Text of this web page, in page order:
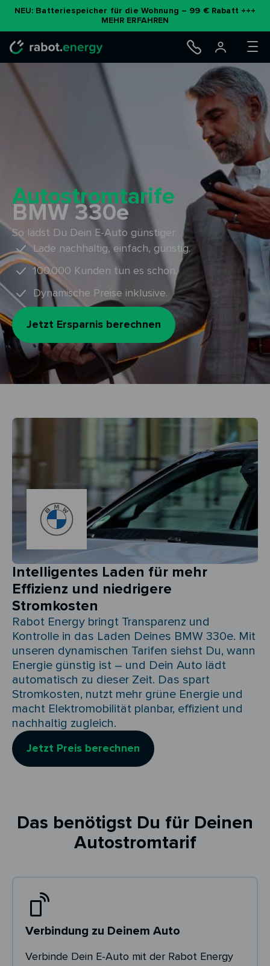
NEU: Batteriespeicher für die Wohnung – 99 € Rabatt +++
MEHR ERFAHREN
Autostromtarife
BMW 330e
So lädst Du Dein E-Auto günstiger.
Lade nachhaltig, einfach, günstig.
100.000 Kunden tun es schon.
Dynamische Preise inklusive.
Jetzt Ersparnis berechnen
Intelligentes Laden für mehr
Effizienz und niedrigere
Stromkosten
Rabot Energy bringt Transparenz und
Kontrolle in das Laden Deines BMW 330e. Mit
unseren dynamischen Tarifen siehst Du, wann
Energie günstig ist – und Dein Auto lädt
automatisch zu dieser Zeit. Das spart
Stromkosten, nutzt mehr grüne Energie und
macht Elektromobilität planbar, effizient und
nachhaltig zugleich.
Jetzt Preis berechnen
Das benötigst Du für Deinen
Autostromtarif
Verbindung zu Deinem Auto
Verbinde Dein E-Auto mit der Rabot Energy
Zum
Inhalt
springen